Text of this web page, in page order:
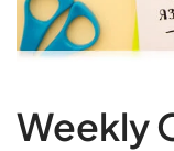
Weekly